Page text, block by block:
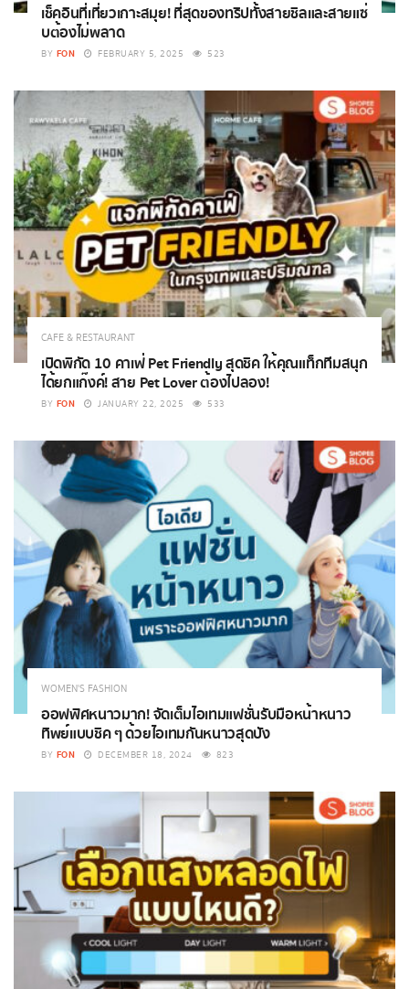
เช็คอินที่เที่ยวเกาะสมุย! ที่สุดของทริปทั้งสายชิลและสายแซ่
บต้องไม่พลาด
BY FON FEBRUARY 5, 2025 523
CAFE & RESTAURANT
เปิดพิกัด 10 คาเฟ่ Pet Friendly สุดชิค ให้คุณแท็กทีมสนุก
ได้ยกแก๊งค์! สาย Pet Lover ต้องไปลอง!
BY FON JANUARY 22, 2025 533
WOMEN'S FASHION
ออฟฟิศหนาวมาก! จัดเต็มไอเทมแฟชั่นรับมือหน้าหนาว
ทิพย์แบบชิค ๆ ด้วยไอเทมกันหนาวสุดปัง
BY FON DECEMBER 18, 2024 823